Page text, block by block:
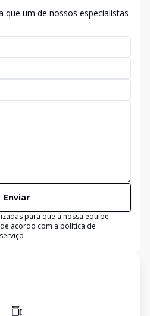
que um de nossos especialistas
Enviar
para que a nossa equipe
acordo com a política de